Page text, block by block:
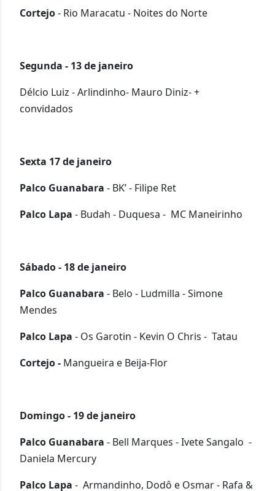
Cortejo- Rio Maracatu - Noites do Norte
Segunda - 13 de janeiro
Délcio Luiz - Arlindinho- Mauro Diniz- +
convidados
Sexta 17 de janeiro
Palco Guanabara - BK’ - Filipe Ret
Palco Lapa - Budah - Duquesa - MC Maneirinho
Sábado - 18 de janeiro
Palco Guanabara - Belo - Ludmilla - Simone
Mendes
Palco Lapa - Os Garotin - Kevin O Chris - Tatau
Cortejo - Mangueira e Beija-Flor
Domingo - 19 de janeiro
Palco Guanabara - Bell Marques - Ivete Sangalo -
Daniela Mercury
Palco Lapa - Armandinho, Dodô e Osmar - Rafa &